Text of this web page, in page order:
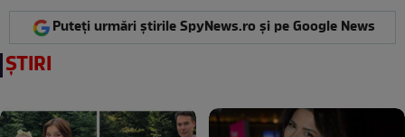
Puteți urmări știrile SpyNews.ro și pe Google News
ȘTIRI